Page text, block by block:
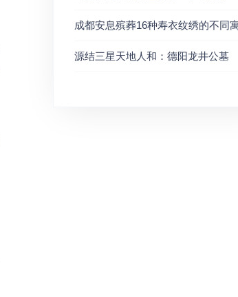
成都安息殡葬16种寿衣纹绣的不同
源结三星天地人和：德阳龙井公墓